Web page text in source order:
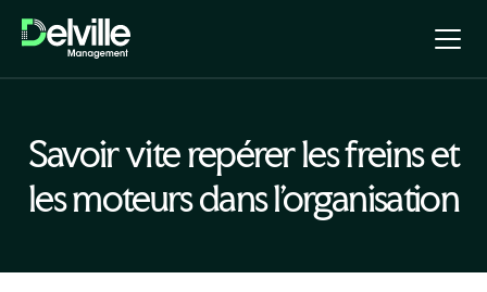
Savoir vite repérer les freins et
les moteurs dans l’organisation